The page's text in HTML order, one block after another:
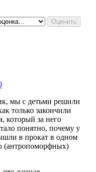
мы с детьми решили
только закончили
который за него
понятно, почему у
в прокат в одном
(антропоморфных)